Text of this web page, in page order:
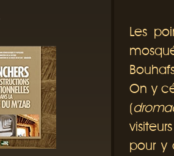
Les
On y
(
pour y